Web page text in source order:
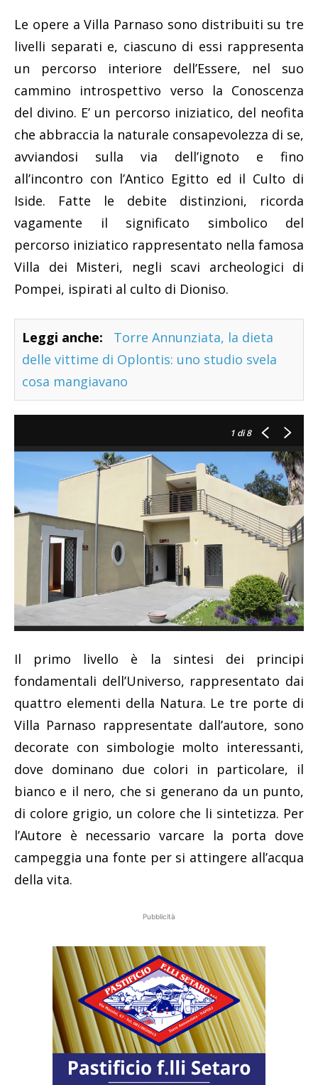
Le opere a Villa Parnaso sono distribuiti su tre
livelli separati e, ciascuno di essi rappresenta
un percorso interiore dell’Essere, nel suo
cammino introspettivo verso la Conoscenza
del divino. E’ un percorso iniziatico, del neofita
che abbraccia la naturale consapevolezza di se,
avviandosi sulla via dell’ignoto e fino
all’incontro con l’Antico Egitto ed il Culto di
Iside. Fatte le debite distinzioni, ricorda
vagamente il significato simbolico del
percorso iniziatico rappresentato nella famosa
Villa dei Misteri, negli scavi archeologici di
Pompei, ispirati al culto di Dioniso.
Leggi anche:
Torre Annunziata, la dieta
delle vittime di Oplontis: uno studio svela
cosa mangiavano
1 di 8
Villa del Parnaso
Il primo livello è la sintesi dei principi
fondamentali dell’Universo, rappresentato dai
quattro elementi della Natura. Le tre porte di
Villa Parnaso rappresentate dall’autore, sono
decorate con simbologie molto interessanti,
dove dominano due colori in particolare, il
bianco e il nero, che si generano da un punto,
di colore grigio, un colore che li sintetizza. Per
l’Autore è necessario varcare la porta dove
campeggia una fonte per si attingere all’acqua
della vita.
Pubblicità